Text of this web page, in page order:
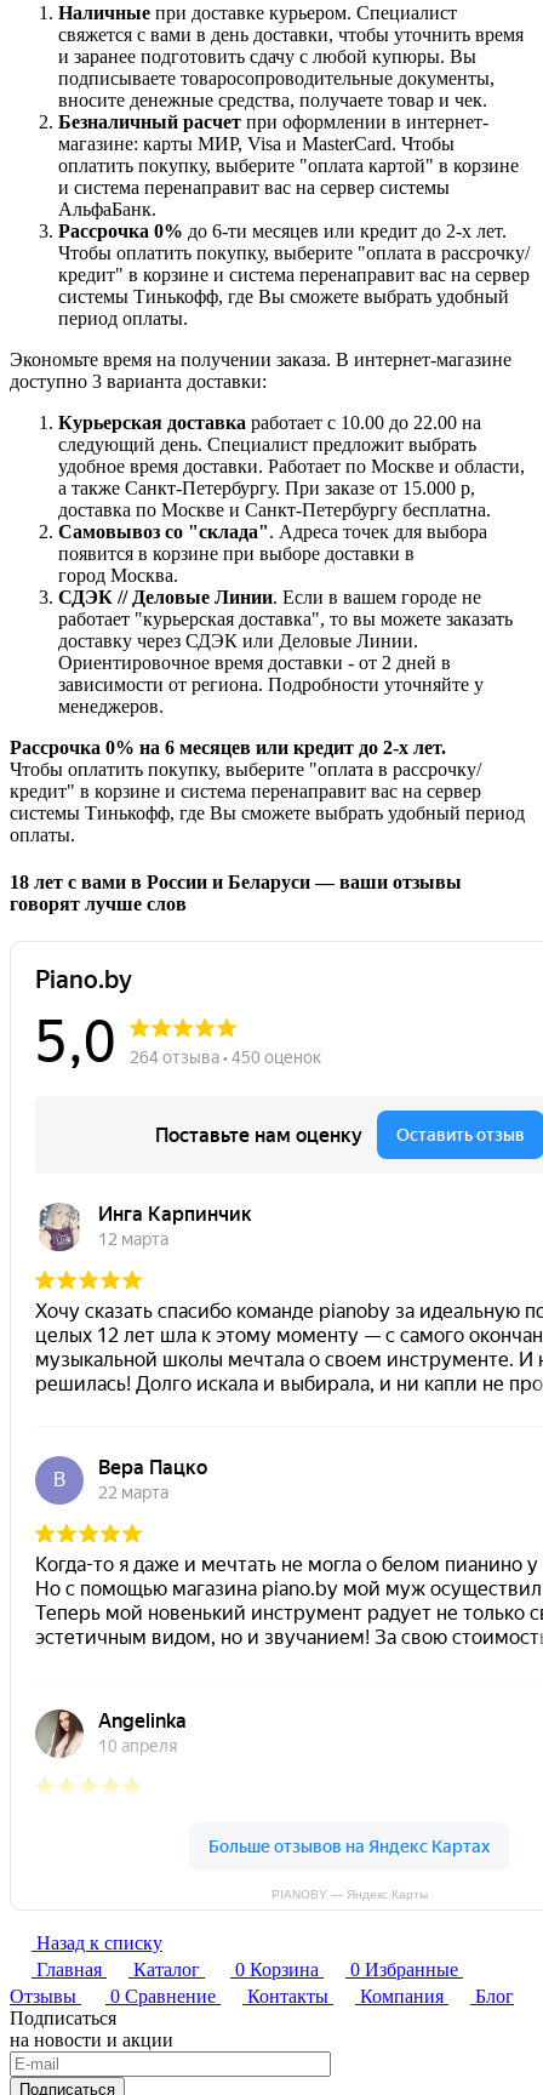
Наличные при доставке курьером. Специалист
свяжется с вами в день доставки, чтобы уточнить время
и заранее подготовить сдачу с любой купюры. Вы
подписываете товаросопроводительные документы,
вносите денежные средства, получаете товар и чек.
Безналичный расчет при оформлении в интернет-
магазине: карты МИР, Visa и MasterCard. Чтобы
оплатить покупку, выберите "оплата картой" в корзине
и система перенаправит вас на сервер системы
АльфаБанк.
Рассрочка 0% до 6-ти месяцев или кредит до 2-х лет.
Чтобы оплатить покупку, выберите "оплата в рассрочку/
кредит" в корзине и система перенаправит вас на сервер
системы Тинькофф, где Вы сможете выбрать удобный
период оплаты.
Экономьте время на получении заказа. В интернет-магазине
доступно 3 варианта доставки:
Курьерская доставка работает с 10.00 до 22.00 на
следующий день. Специалист предложит выбрать
удобное время доставки. Работает по Москве и области,
а также Санкт-Петербургу. При заказе от 15.000 р,
доставка по Москве и Санкт-Петербургу бесплатна.
Самовывоз со "склада". Адреса точек для выбора
появится в корзине при выборе доставки в
город Москва.
СДЭК // Деловые Линии. Если в вашем городе не
работает "курьерская доставка", то вы можете заказать
доставку через СДЭК или Деловые Линии.
Ориентировочное время доставки - от 2 дней в
зависимости от региона. Подробности уточняйте у
менеджеров.
Рассрочка 0% на 6 месяцев или кредит до 2-х лет.
Чтобы оплатить покупку, выберите "оплата в рассрочку/
кредит" в корзине и система перенаправит вас на сервер
системы Тинькофф, где Вы сможете выбрать удобный период
оплаты.
18 лет с вами в России и Беларуси — ваши отзывы
говорят лучше слов
PIANOBY — Яндекс Карты
Назад к списку
Главная
Каталог 0 Корзина 0 Избранные
Отзывы
0 Сравнение Контакты Компания
Блог
Подписаться
на новости и акции
Подписаться